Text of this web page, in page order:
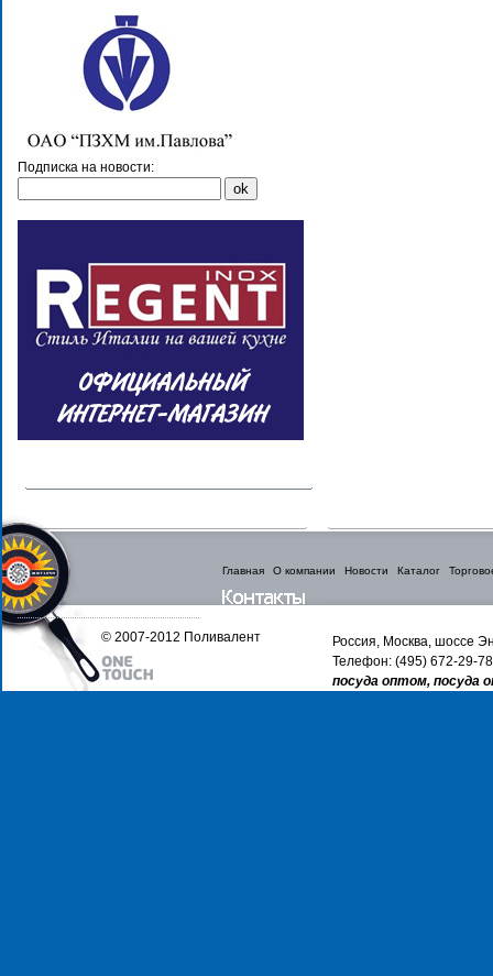
Подписка на новости:
Главная О компании Новости Каталог
Россия, Москва, шоссе
Телефон: (495) 672-29-
посуда оптом, посуда
© 2007-2012 Поливалент